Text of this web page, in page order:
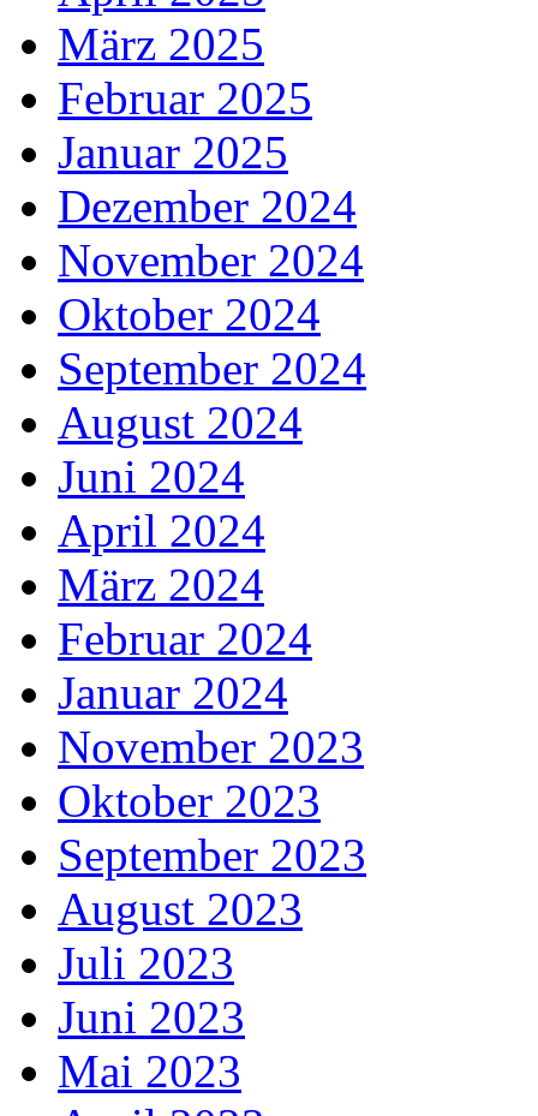
März 2025
Februar 2025
Januar 2025
Dezember 2024
November 2024
Oktober 2024
September 2024
August 2024
Juni 2024
April 2024
März 2024
Februar 2024
Januar 2024
November 2023
Oktober 2023
September 2023
August 2023
Juli 2023
Juni 2023
Mai 2023